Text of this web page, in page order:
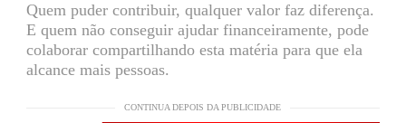
Quem puder contribuir, qualquer valor faz diferença.
E quem não conseguir ajudar financeiramente, pode
colaborar compartilhando esta matéria para que ela
alcance mais pessoas.
CONTINUA DEPOIS DA PUBLICIDADE